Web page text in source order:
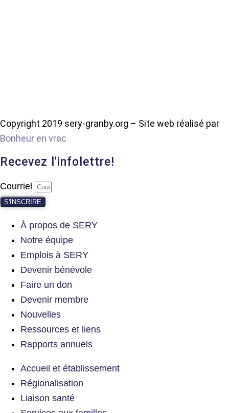
Copyright 2019 sery-granby.org – Site web réalisé par
Bonheur en vrac
Recevez l'infolettre!
Courriel
S'INSCRIRE
À propos de SERY
Notre équipe
Emplois à SERY
Devenir bénévole
Faire un don
Devenir membre
Nouvelles
Ressources et liens
Rapports annuels
Accueil et établissement
Régionalisation
Liaison santé